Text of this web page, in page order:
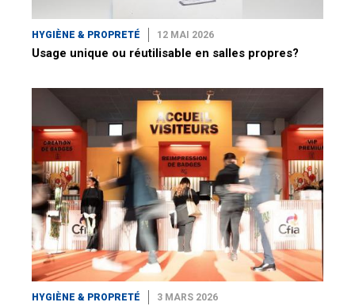
HYGIÈNE & PROPRETÉ 12 MAI 2026
Usage unique ou réutilisable en salles propres?
HYGIÈNE & PROPRETÉ 3 MARS 2026